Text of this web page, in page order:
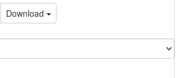
Download